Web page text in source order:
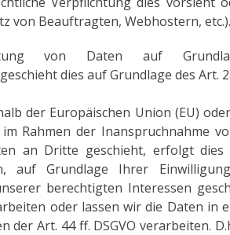
von Beauftragten, Webhostern, etc.).
von Daten auf
dies auf Grundlage des Art.
der Europäischen Union (EU)
Rahmen der Inanspruchnahme
an Dritte geschieht, erfolgt
auf Grundlage Ihrer
berechtigten Interessen
oder lassen wir die Daten in
Art. 44 ff. DSGVO verarbeiten.